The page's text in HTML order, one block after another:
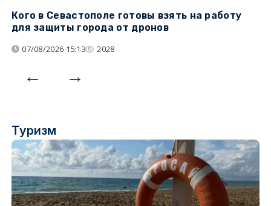
Кого в Севастополе готовы взять на работу
для защиты города от дронов
07/08/2026 15:13 2028
Туризм